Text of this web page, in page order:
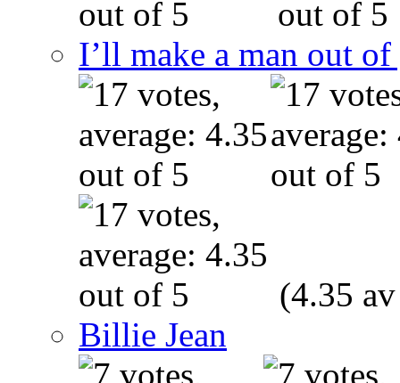
I’ll make a man out
(4.35
Billie Jean